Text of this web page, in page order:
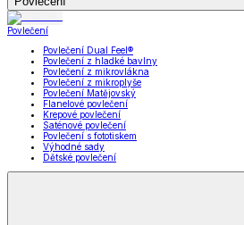
Povlečení
Povlečení Dual Feel®
Povlečení z hladké bavlny
Povlečení z mikrovlákna
Povlečení z mikroplyše
Povlečení Matějovský
Flanelové povlečení
Krepové povlečení
Saténové povlečení
Povlečení s fototiskem
Výhodné sady
Dětské povlečení